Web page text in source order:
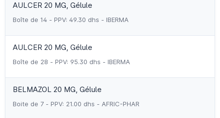
AULCER 20 MG, Gélule
Boîte de 14 - PPV: 49.30 dhs - IBERMA
AULCER 20 MG, Gélule
Boîte de 28 - PPV: 95.30 dhs - IBERMA
BELMAZOL 20 MG, Gélule
Boite de 7 - PPV: 21.00 dhs - AFRIC-PHAR